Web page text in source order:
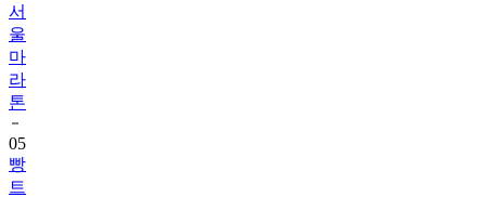
서
울
마
라
톤
05
빵
트